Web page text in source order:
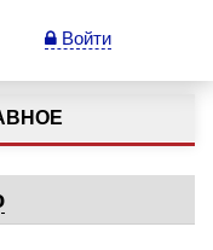
Войти